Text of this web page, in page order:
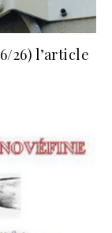
26) l’article